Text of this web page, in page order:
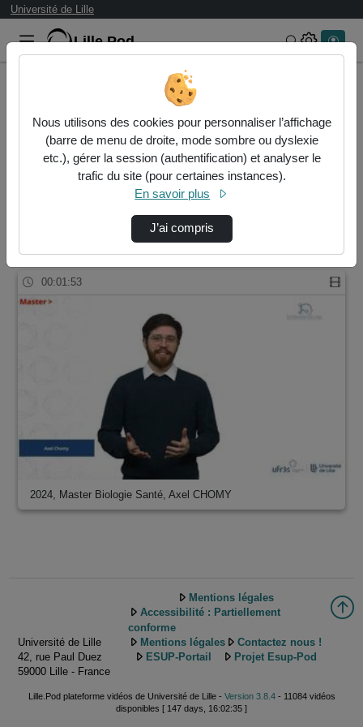
Université de Lille
Lille.Pod Rechercher
Résultats de la recherche
Filtres actifs (cliquer pour en retirer) :
master
master-biologie-sante
00:01:53
2024, Master Biologie Santé, Axel CHOMY
Université de Lille
42, rue Paul Duez
59000 Lille - France
Mentions légales
Accessibilité : Partiellement
conforme
Mentions légales
Contactez nous !
ESUP-Portail
Projet Esup-Pod
Lille.Pod plateforme vidéos de Université de Lille - Version 3.8.4- 11084 vidéos
disponibles [ 147 days, 16:02:35 ]
Nous utilisons des cookies pour personnaliser l’affichage
(barre de menu de droite, mode sombre ou dyslexie
etc.), gérer la session (authentification) et analyser le
trafic du site (pour certaines instances).
En savoir plus
J’ai compris